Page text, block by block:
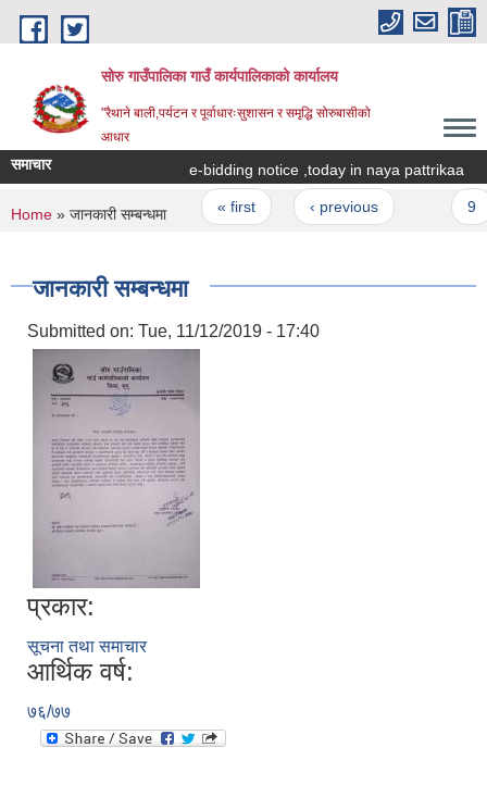
Skip to main content
सोरु गाउँपालिका गाउँ कार्यपालिकाको कार्यालय
"रैथाने बाली,पर्यटन र पूर्वाधारःसुशासन र समृद्धि सोरुबासीको
आधार
समाचार e-bidding notice ,today in naya pattrikaa
Pages
« first ‹ previous
You are here
Home » जानकारी सम्बन्धमा
जानकारी सम्बन्धमा
Submitted on: Tue, 11/12/2019 - 17:40
प्रकार:
सूचना तथा समाचार
आर्थिक वर्ष:
७६/७७